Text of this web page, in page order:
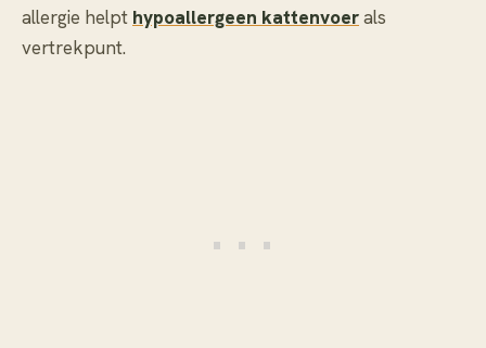
allergie helpt hypoallergeen kattenvoerals
vertrekpunt.